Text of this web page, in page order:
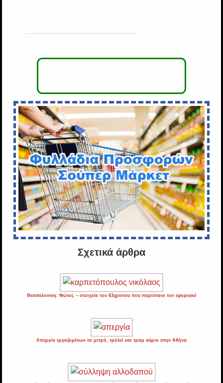
Σχετικά άρθρα
Θεσσαλονίκη: Φώτος – στοιχεία του 63χρονου που παρίστανε τον εφοριακό
Απεργία εργαζομένων σε μετρό, τρόλεϊ και τραμ αύριο στην Αθήνα